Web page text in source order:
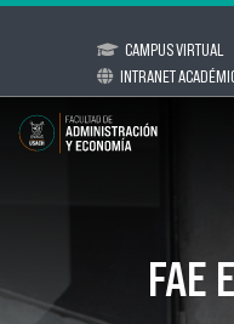
CAMPUS VIRTUAL
INTRANET
FAE